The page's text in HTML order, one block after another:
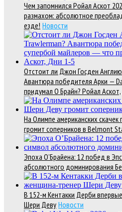
Чем запомнился Ройал Аскот
размахом: абсолютное
езде! Новости
Отстоит ли Джон Госден
Авантюра победителя Арки —
придумал О Брайн? Ройал
На Олимпе американских
громит соперников в Belmont
Эпоха О’Брайена: 12 побед в
абсолютного доминирования
В 152-м Кентакки Дерби
Шери Деву Новости